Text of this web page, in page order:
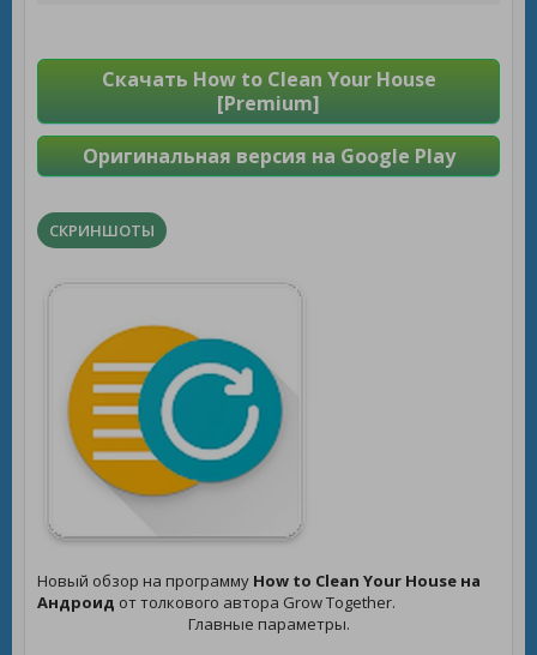
Скачать How to Clean Your House
[Premium]
Оригинальная версия на Google Play
СКРИНШОТЫ
Новый обзор на программу How to Clean Your House на
Андроид от толкового автора Grow Together.
Главные параметры.